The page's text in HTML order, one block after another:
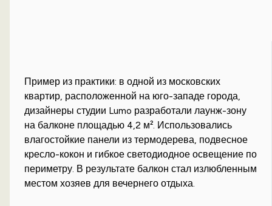
Пример из практики: в одной из московских
квартир, расположенной на юго-западе города,
дизайнеры студии Lumo разработали лаунж-зону
на балконе площадью 4,2 м². Использовались
влагостойкие панели из термодерева, подвесное
кресло-кокон и гибкое светодиодное освещение по
периметру. В результате балкон стал излюбленным
местом хозяев для вечернего отдыха.